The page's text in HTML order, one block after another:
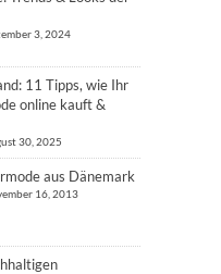
3, 2024
11 Tipps, wie Ihr
online kauft &
30, 2025
aus Dänemark
16, 2013